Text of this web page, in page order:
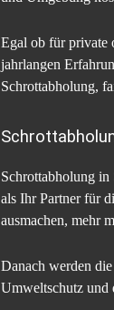
Egal ob für private
jahrlangen
Schrottabholung,
Schrottabholung
als Ihr Partner für
ausmachen, mehr
Danach werden
Umweltschutz und